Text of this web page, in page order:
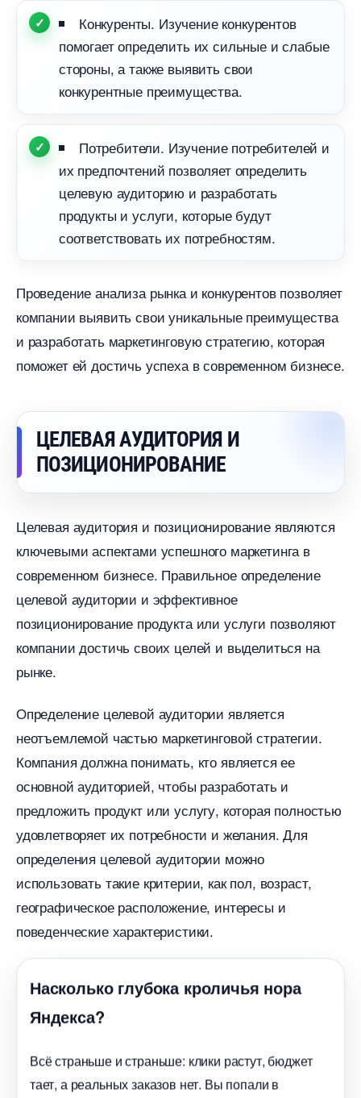
Конкуренты. Изучение конкуренто
помогает определить их сильные и слабые
стороны, а также выявить свои
конкурентные преимущества.
Потребители. Изучение потребителей и
их предпочтений позволяет определить
целевую аудиторию и разработать
продукты и услуги, которые будут
соответствовать их потребностям.
Проведение анализа рынка и конкурентов позволяет
компании выявить свои уникальные преимущества
и разработать маркетинговую стратегию, которая
поможет ей достичь успеха в современном бизнесе.
ЦЕЛЕВАЯ АУДИТОРИЯ И
ПОЗИЦИОНИРОВАНИЕ
Целевая аудитория и позиционирование являются
ключевыми аспектами успешного маркетинга
современном бизнесе. Правильное определение
целевой аудитории и эффективное
позиционирование продукта или услуги позволяют
компании достичь своих целей и выделиться на
рынке.
Определение целевой аудитории является
неотъемлемой частью маркетинговой стратегии.
Компания должна понимать, кто является ее
основной аудиторией, чтобы разработать и
предложить продукт или услугу, которая полностью
удовлетворяет их потребности и желания. Для
определения целевой аудитории можно
использовать такие критерии, как пол, возраст,
еографическое расположение, интересы и
поведенческие характеристики.
Насколько глубока кроличья нора
Яндекса?
сё страньше и страньше: клики растут, бюджет
тает, а реальных заказов нет. Вы попали